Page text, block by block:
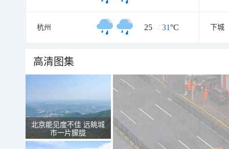
杭州 25 / 31°C 下城
高清图集
北京能见度不佳 远眺城
市一片朦胧